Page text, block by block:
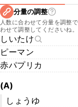
分量の調整
人数に合わせて分量を調整
わせて調整してくださいね。
しいたけ
ピーマン
赤パプリカ
(A)
しょうゆ